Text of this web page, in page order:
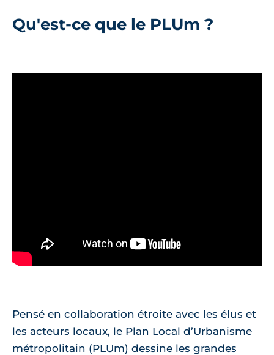
Qu'est-ce que le PLUm ?
Pensé en collaboration étroite avec les élus et
les acteurs locaux, le Plan Local d’Urbanisme
métropolitain (PLUm) dessine les grandes